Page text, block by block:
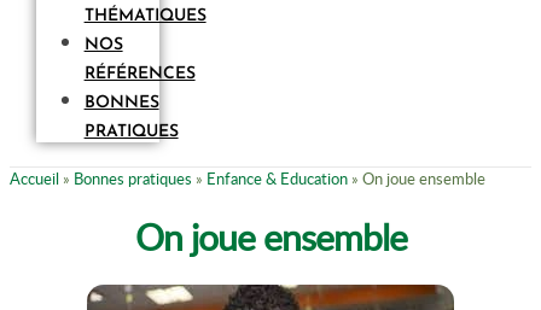
THÉMATIQUES
NOS
RÉFÉRENCES
BONNES
PRATIQUES
Accueil » Bonnes pratiques » Enfance & Education » On joue ensemble
On joue ensemble